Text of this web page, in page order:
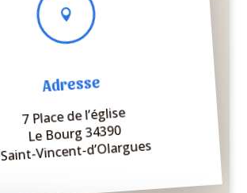

Adresse
7 Place de l’église
Le Bourg 34390
Saint-Vincent-d’Olargues